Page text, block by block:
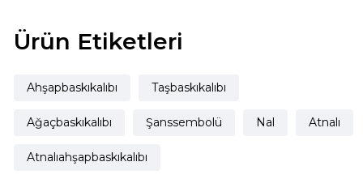
Ürün Etiketleri
Ahşapbaskıkalıbı Taşbaskıkalıbı
Ağaçbaskıkalıbı Şanssembolü Nal Atnalı
Atnalıahşapbaskıkalıbı